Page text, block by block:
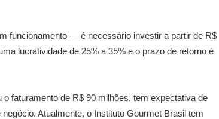
funcionamento — é necessário investir a partir de R$
lucratividade de 25% a 35% e o prazo de retorno é
faturamento de R$ 90 milhões, tem expectativa de
Atualmente, o Instituto Gourmet Brasil tem